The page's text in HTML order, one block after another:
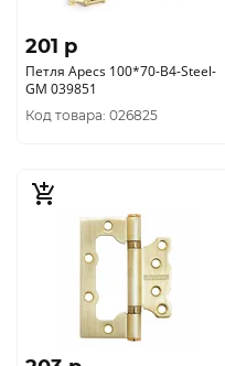
201 p
Петля Apecs 100*70-В4-Steel-
GM 039851
Код товара: 026825